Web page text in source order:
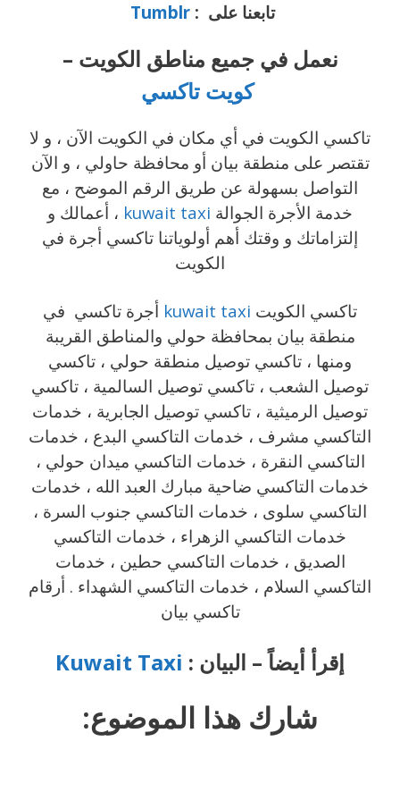
تابعنا على :Tumblr
نعمل في جميع مناطق الكويت –
كويت تاكسي
تاكسي الكويت في أي مكان في الكويت الآن ، و لا
تقتصر على منطقة بيان أو محافظة حاولي ، و الآن
التواصل بسهولة عن طريق الرقم الموضح ، مع
خدمة الأجرة الجوالة kuwait taxi ، أعمالك و
إلتزاماتك و وقتك أهم أولوياتنا تاكسي أجرة في
الكويت
تاكسي الكويت
أجرة تاكسي في
منطقة بيان بمحافظة حولي والمناطق القريبة
‎ومنها ، تاكسي توصيل منطقة حولي ، تاكسي
توصيل الشعب ، تاكسي توصيل السالمية ، تاكسي
توصيل الرميثية ، تاكسي توصيل الجابرية ، خدمات
التاكسي مشرف ، خدمات التاكسي البدع ، خدمات
التاكسي النقرة ، خدمات التاكسي ميدان حولي ،
خدمات التاكسي ضاحية مبارك العبد الله ، خدمات
التاكسي سلوى ، خدمات التاكسي جنوب السرة ،
خدمات التاكسي الزهراء ، خدمات التاكسي
الصديق ، خدمات التاكسي حطين ، خدمات
التاكسي السلام ، خدمات التاكسي الشهداء . أرقام
تاكسي بيان
إقرأ أيضاً – البيان : Kuwait Taxi
شارك هذا الموضوع: